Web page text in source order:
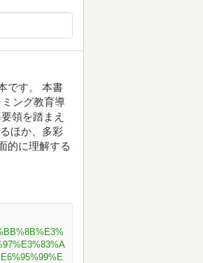
です。 本書
ング教育導
領を踏まえ
ほか、多彩
的に理解する